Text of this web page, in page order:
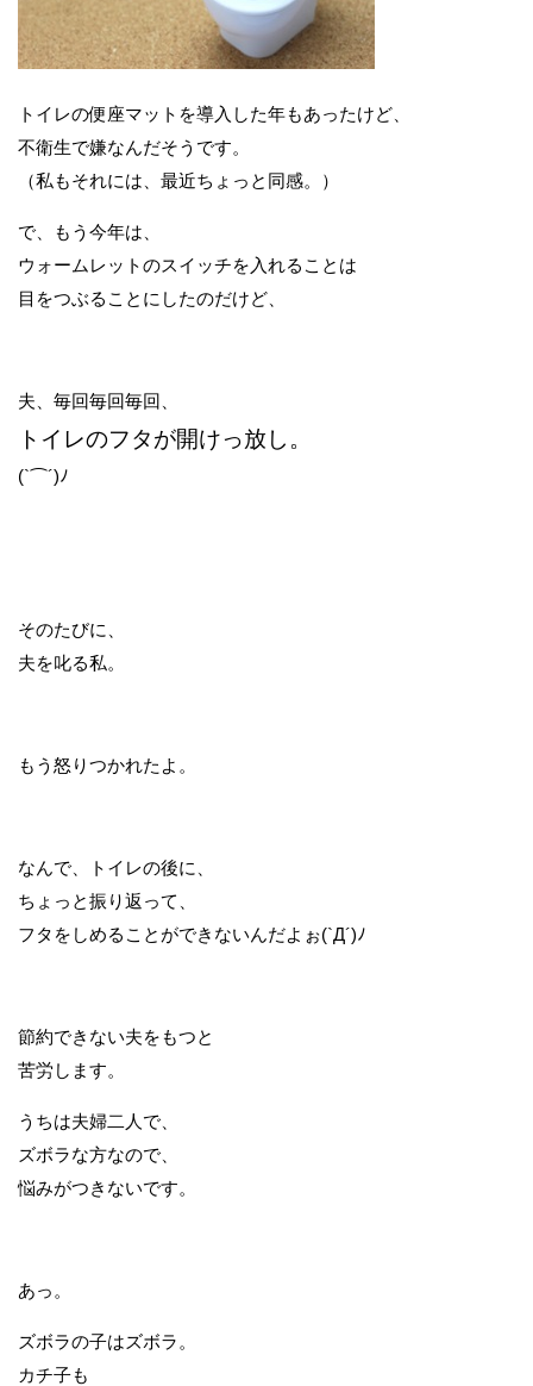
トイレの便座マットを導入した年もあったけど、
不衛生で嫌なんだそうです。
（私もそれには、最近ちょっと同感。）
で、もう今年は、
ウォームレットのスイッチを入れることは
目をつぶることにしたのだけど、
夫、毎回毎回毎回、
トイレのフタが開けっ放し。
(`⌒´)ﾉ
そのたびに、
夫を叱る私。
もう怒りつかれたよ。
なんで、トイレの後に、
ちょっと振り返って、
フタをしめることができないんだよぉ(`Д´)ﾉ
節約できない夫をもつと
苦労します。
うちは夫婦二人で、
ズボラな方なので、
悩みがつきないです。
あっ。
ズボラの子はズボラ。
カチ子も